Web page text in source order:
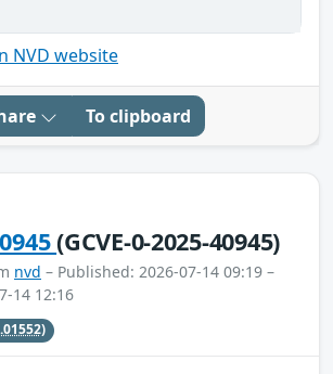
NVD website
To clipboard
(GCVE-0-2025-40945)
nvd – Published: 2026-07-14 09:19 –
14 12:16